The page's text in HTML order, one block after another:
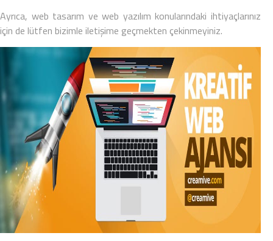
Ayrıca, web tasarım veweb yazılım konularındaki ihtiyaçlarınız
için de lütfen bizimle iletişime geçmekten çekinmeyiniz.